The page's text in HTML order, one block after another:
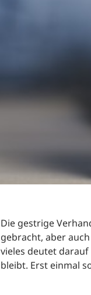
Die gestrige
gebracht, aber
vieles deutet
bleibt. Erst einmal